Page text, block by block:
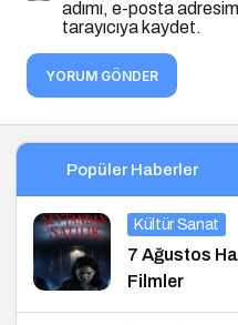
adımı, e-posta
tarayıcıya kaydet.
YORUM GÖNDER
Popüler Haberler
Kültür Sanat
7 Ağustos
Filmler